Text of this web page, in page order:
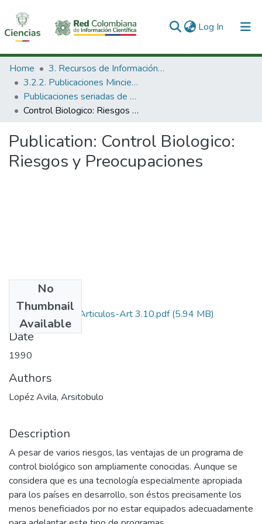
Log In (current)
Communities & Collections
All of DSpace
Statistics
Home
3. Recursos de Información Científica y Tecnológica
3.2.2. Publicaciones Minciencias
Publicaciones seriadas de Minciencias
Control Biologico: Riesgos y Preocupaciones
Publication: Control Biologico:
Riesgos y Preocupaciones
No
Thumbnail
Available
1990-V8-N1-4-Articulos-Art 3.10.pdf(5.94 MB)
Date
1990
Authors
Lopéz Avila, Arsitobulo
Description
A pesar de varios riesgos, las ventajas de un programa de
control biológico son ampliamente conocidas. Aunque se
considera que es una tecnología especialmente apropiada
para los países en desarrollo, son éstos precisamente los
menos beneficiados por no estar equipados adecuadamente